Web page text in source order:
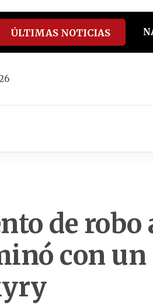
tiktokyoutube
spotify
ÚLTIMAS NOTICIAS
de
con un